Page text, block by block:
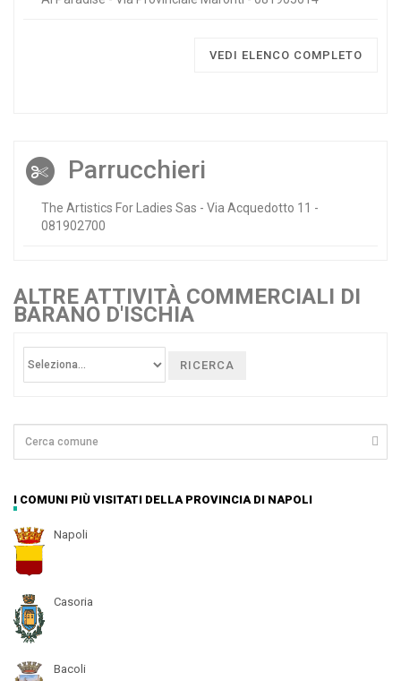
VEDI ELENCO COMPLETO
Parrucchieri
The Artistics For Ladies Sas - Via Acquedotto 11 -
081902700
ALTRE ATTIVITÀ COMMERCIALI DI
BARANO D'ISCHIA
RICERCA
I COMUNI PIÙ VISITATI DELLA PROVINCIA DI NAPOLI
Napoli
Casoria
Bacoli